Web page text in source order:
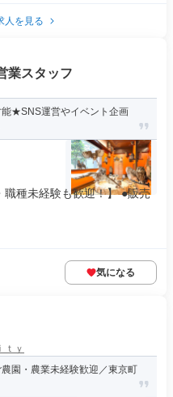
人を見る
業スタッフ
能★SNS運営やイベント企画
種未経験も歓迎！】 ●販売
気になる
ｔｙ
園・農業未経験歓迎／東京町